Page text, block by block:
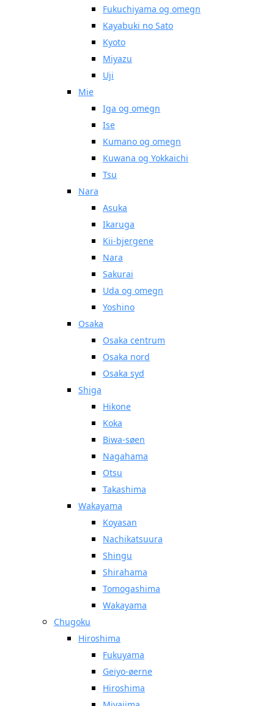
Fukuchiyama og omegn
Kayabuki no Sato
Kyoto
Miyazu
Uji
Mie
Iga og omegn
Ise
Kumano og omegn
Kuwana og Yokkaichi
Tsu
Nara
Asuka
Ikaruga
Kii-bjergene
Nara
Sakurai
Uda og omegn
Yoshino
Osaka
Osaka centrum
Osaka nord
Osaka syd
Shiga
Hikone
Koka
Biwa-søen
Nagahama
Otsu
Takashima
Wakayama
Koyasan
Nachikatsuura
Shingu
Shirahama
Tomogashima
Wakayama
Chugoku
Hiroshima
Fukuyama
Geiyo-øerne
Hiroshima